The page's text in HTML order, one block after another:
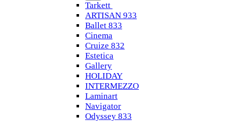
Tarkett
ARTISAN 933
Ballet 833
Cinema
Cruize 832
Estetica
Gallery
HOLIDAY
INTERMEZZO
Laminart
Navigator
Odyssey 833